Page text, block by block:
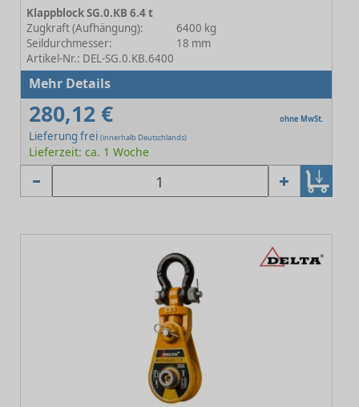
Klappblock SG.0.KB 6.4 t
Zugkraft (Aufhängung):
6400 kg
Seildurchmesser:
18 mm
Artikel-Nr.: DEL-SG.0.KB.6400
Mehr Details
280,12 € ohne MwSt.
Lieferung frei (innerhalb Deutschlands)
Lieferzeit: ca. 1 Woche